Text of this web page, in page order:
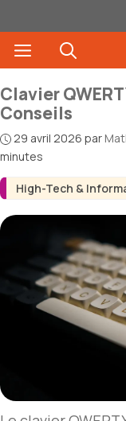
au
contenuMenu
High-Tech &
Clavier
Conseils
29 avril 2026 par
minutes